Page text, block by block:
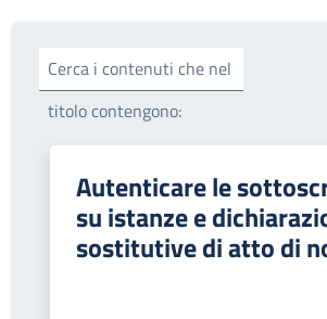
Cerca i contenuti che nel
titolo contengono:
Autenticare le
su istanze e
sostitutive di atto di